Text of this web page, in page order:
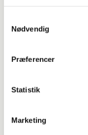
Nødvendig
Præferencer
Statistik
Marketing
Skal du have